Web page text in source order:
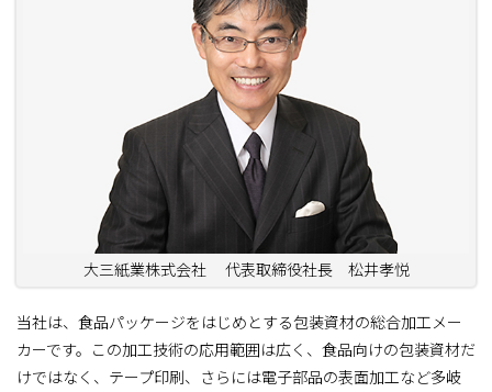
大三紙業株式会社 代表取締役社長 松井孝悦
当社は、食品パッケージをはじめとする包装資材の総合加工メー
カーです。この加工技術の応用範囲は広く、食品向けの包装資材だ
けではなく、テープ印刷、さらには電子部品の表面加工など多岐